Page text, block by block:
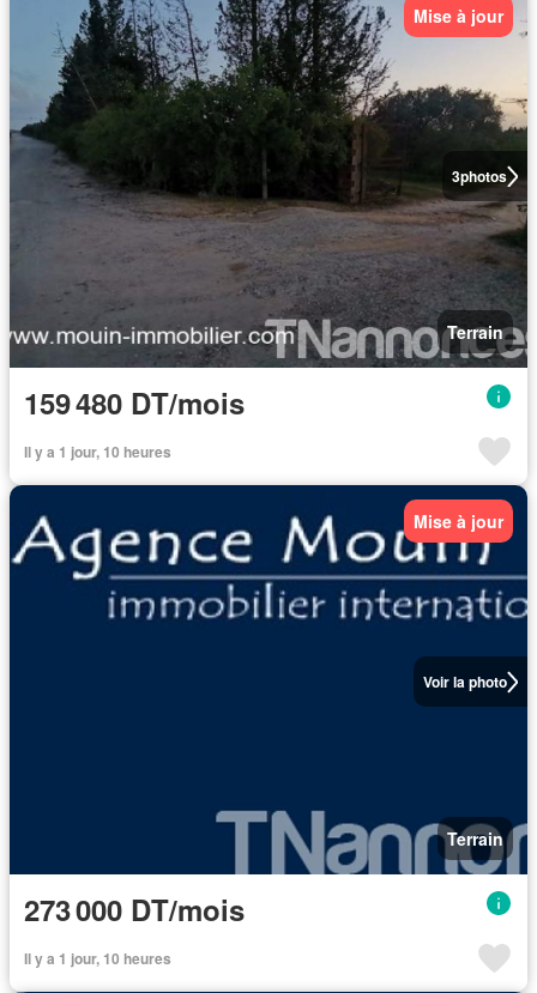
3photos
Mise à jour
Terrain
159 480 DT/mois
Il y a 1 jour, 10 heures
Voir la photo
Mise à jour
Terrain
273 000 DT/mois
Il y a 1 jour, 10 heures